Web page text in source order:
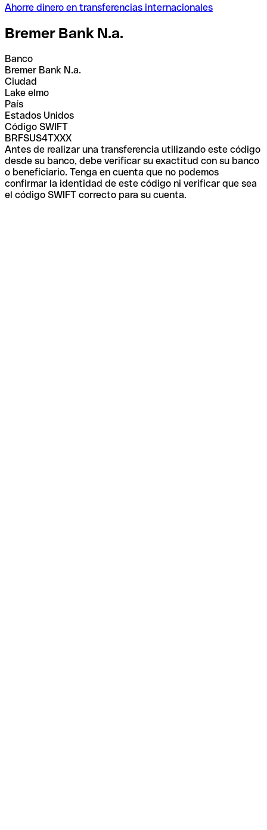
Ahorre dinero en transferencias internacionales
Bremer Bank N.a.
Banco
Bremer Bank N.a.
Ciudad
Lake elmo
País
Estados Unidos
Código SWIFT
BRFSUS4TXXX
Antes de realizar una transferencia utilizando este código
desde su banco, debe verificar su exactitud con su banco
o beneficiario. Tenga en cuenta que no podemos
confirmar la identidad de este código ni verificar que sea
el código SWIFT correcto para su cuenta.